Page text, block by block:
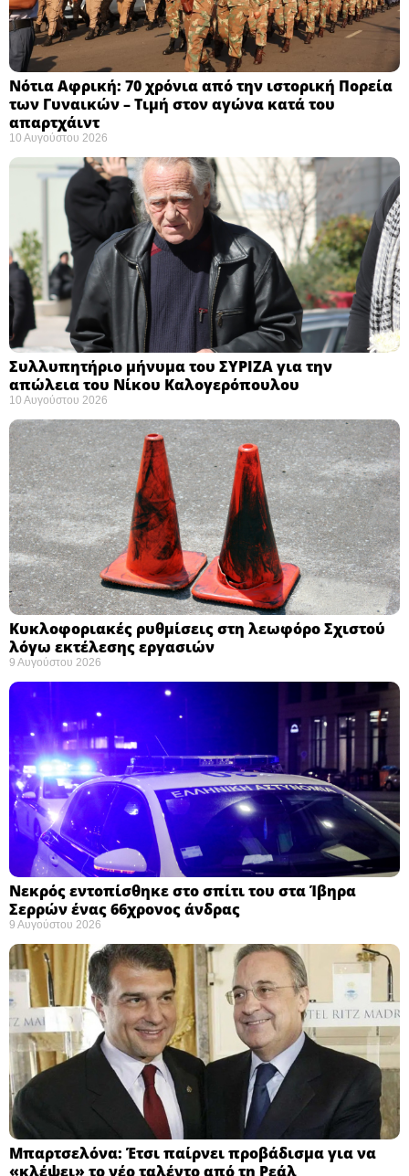
Νότια Αφρική: 70 χρόνια από την ιστορική Πορεία
των Γυναικών – Τιμή στον αγώνα κατά του
απαρτχάιντ ​
10 Αυγούστου 2026
Συλλυπητήριο μήνυμα του ΣΥΡΙΖΑ για την
απώλεια του Νίκου Καλογερόπουλου ​
10 Αυγούστου 2026
Κυκλοφοριακές ρυθμίσεις στη λεωφόρο Σχιστού
λόγω εκτέλεσης εργασιών
9 Αυγούστου 2026
Νεκρός εντοπίσθηκε στο σπίτι του στα Ίβηρα
Σερρών ένας 66χρονος άνδρας
9 Αυγούστου 2026
Μπαρτσελόνα: Έτσι παίρνει προβάδισμα για να
«κλέψει» το νέο ταλέντο από τη Ρεάλ